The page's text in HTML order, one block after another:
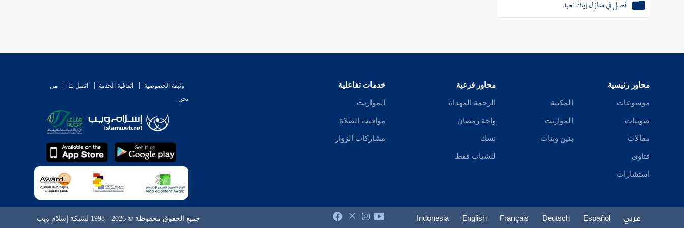
فصل في منازل إياك نعبد
محاور رئيسية
موسوعات
صوتيات
مقالات
فتاوى
استشارات
المكتبة
المواريث
بنين وبنات
محاور فرعية
الرحمة المهداة
واحة رمضان
نسك
للشباب فقط
خدمات تفاعلية
المواريث
مواقيت الصلاة
مشاركات الزوار
وثيقة الخصوصية اتفاقية الخدمة اتصل بنا
من
نحن
عربي Español
Deutsch
Français
English
Indonesia جميع الحقوق محفوظة © 2026 - 1998 لشبكة إسلام ويب